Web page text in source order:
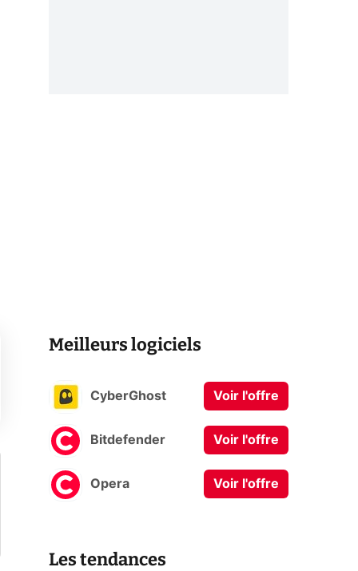
Meilleurs logiciels
CyberGhost Voir l'offre
Bitdefender Voir l'offre
Opera Voir l'offre
Les tendances